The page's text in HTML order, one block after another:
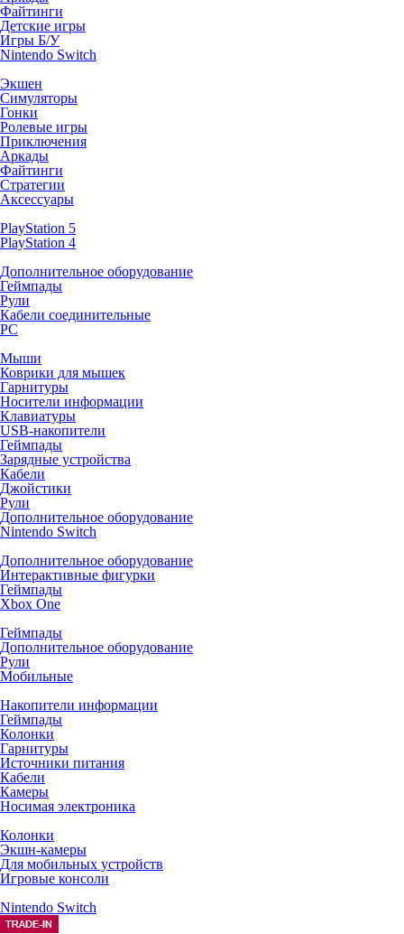
Файтинги
Детские игры
Игры Б/У
Nintendo Switch
Экшен
Симуляторы
Гонки
Ролевые игры
Приключения
Аркады
Файтинги
Стратегии
Аксессуары
PlayStation 5
PlayStation 4
Дополнительное оборудование
Геймпады
Рули
Кабели соединительные
PC
Мыши
Коврики для мышек
Гарнитуры
Носители информации
Клавиатуры
USB-накопители
Геймпады
Зарядные устройства
Кабели
Джойстики
Рули
Дополнительное оборудование
Nintendo Switch
Дополнительное оборудование
Интерактивные фигурки
Геймпады
Xbox One
Геймпады
Дополнительное оборудование
Рули
Мобильные
Накопители информации
Геймпады
Колонки
Гарнитуры
Источники питания
Кабели
Камеры
Носимая электроника
Колонки
Экшн-камеры
Для мобильных устройств
Игровые консоли
Nintendo Switch